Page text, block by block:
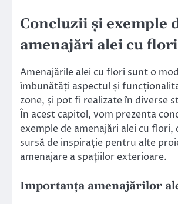
Concluzii și exemple
amenajări alei cu flori
Amenajările alei cu flori sunt o
îmbunătăți aspectul și
zone, și pot fi realizate în diverse
În acest capitol, vom prezenta
exemple de amenajări alei cu flori,
sursă de inspirație pentru alte
amenajare a spațiilor exterioare.
Importanța amenajărilor